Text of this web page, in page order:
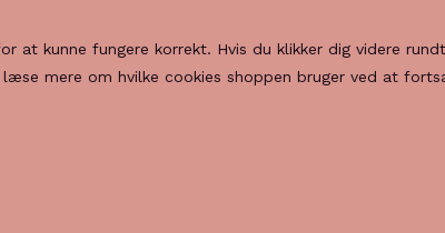
at kunne fungere korrekt. Hvis du klikker dig videre
læse mere om hvilke cookies shoppen bruger ved at